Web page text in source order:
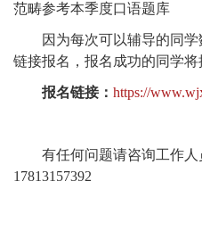
范畴参考本季度口语题库
因为每次可以辅导的同
链接报名，报名成功的同学将
报名链接： https://
有任何问题请咨询工作人
17813157392
文: